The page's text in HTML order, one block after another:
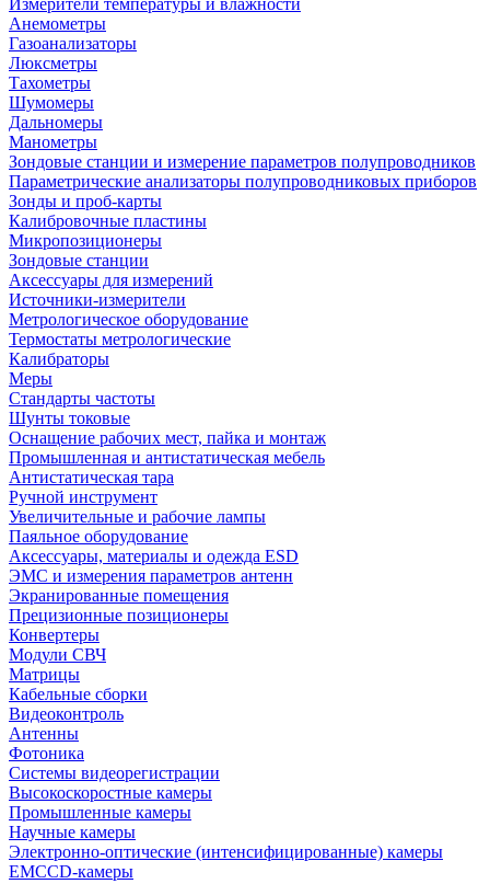
Измерители температуры и влажности
Анемометры
Газоанализаторы
Люксметры
Тахометры
Шумомеры
Дальномеры
Манометры
Зондовые станции и измерение параметров полупроводников
Параметрические анализаторы полупроводниковых приборов
Зонды и проб-карты
Калибровочные пластины
Микропозиционеры
Зондовые станции
Аксессуары для измерений
Источники-измерители
Метрологическое оборудование
Термостаты метрологические
Калибраторы
Меры
Стандарты частоты
Шунты токовые
Оснащение рабочих мест, пайка и монтаж
Промышленная и антистатическая мебель
Антистатическая тара
Ручной инструмент
Увеличительные и рабочие лампы
Паяльное оборудование
Аксессуары, материалы и одежда ESD
ЭМС и измерения параметров антенн
Экранированные помещения
Прецизионные позиционеры
Конвертеры
Модули СВЧ
Матрицы
Кабельные сборки
Видеоконтроль
Антенны
Фотоника
Cистемы видеорегистрации
Высокоскоростные камеры
Промышленные камеры
Научные камеры
Электронно-оптические (интенсифицированные) камеры
EMCCD-камеры